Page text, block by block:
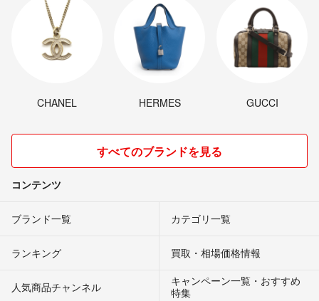
CHANEL HERMES GUCCI
すべてのブランドを見る
コンテンツ
ブランド一覧 カテゴリ一覧
ランキング 買取・相場価格情報
人気商品チャンネル
キャンペーン一覧・おすすめ
特集